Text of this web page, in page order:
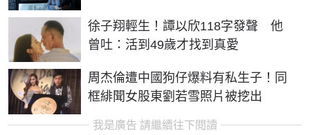
徐子翔輕生！譚以欣118字發聲 他
曾吐：活到49歲才找到真愛
周杰倫遭中國狗仔爆料有私生子！同
框緋聞女股東劉若雪照片被挖出
我是廣告 請繼續往下閱讀